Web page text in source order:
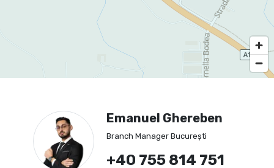
Emanuel Ghereben
Branch Manager București
+40 755 814 751